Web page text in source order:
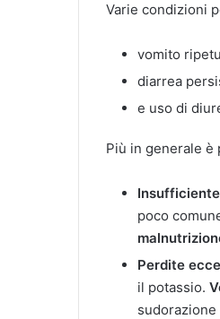
Varie condizioni
vomito
diarrea
e uso di
Più in generale
poco
Perdite
il potassio.